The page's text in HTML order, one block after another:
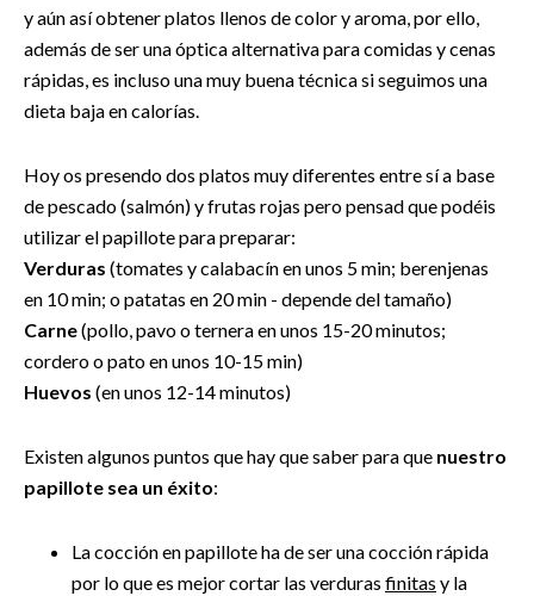
y aún así obtener platos llenos de color y aroma, por ello,
además de ser una óptica alternativa para comidas y cenas
rápidas, es incluso una muy buena técnica si seguimos una
dieta baja en calorías.
Hoy os presendo dos platos muy diferentes entre sí a base
de pescado (salmón) y frutas rojas pero pensad que podéis
utilizar el papillote para preparar:
Verduras (tomates y calabacín en unos 5 min; berenjenas
en 10 min; o patatas en 20 min - depende del tamaño)
Carne(pollo, pavo o ternera en unos 15-20 minutos;
cordero o pato en unos 10-15 min)
Huevos (en unos 12-14 minutos)
Existen algunos puntos que hay que saber para que nuestro
papillote sea un éxito:
La cocción en papillote ha de ser una cocción rápida
por lo que es mejor cortar las verduras finitas y la